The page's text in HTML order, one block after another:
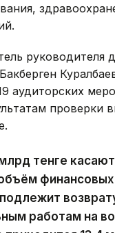
руководителя
аудиторских
проверки
тенге
подлежит
работам на